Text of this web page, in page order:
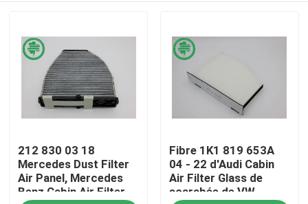
212 830 03 18
Mercedes Dust Filter
Air Panel, Mercedes
Benz Cabin Air Filter
Fibre 1K1 819 653A
04 - 22 d'Audi Cabin
Air Filter Glass de
scarabée de VW